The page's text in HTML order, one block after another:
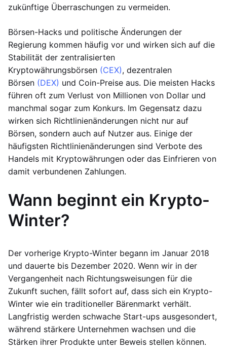
zukünftige Überraschungen zu vermeiden.
Börsen-Hacks und politische Änderungen der
Regierung kommen häufig vor und wirken sich auf die
Stabilität der zentralisierten
Kryptowährungsbörsen (CEX), dezentralen
Börsen (DEX) und Coin-Preise aus. Die meisten Hacks
führen oft zum Verlust von Millionen von Dollar und
manchmal sogar zum Konkurs. Im Gegensatz dazu
wirken sich Richtlinienänderungen nicht nur auf
Börsen, sondern auch auf Nutzer aus. Einige der
häufigsten Richtlinienänderungen sind Verbote des
Handels mit Kryptowährungen oder das Einfrieren von
damit verbundenen Zahlungen.
Wann beginnt ein Krypto-
Winter?
Der vorherige Krypto-Winter begann im Januar 2018
und dauerte bis Dezember 2020. Wenn wir in der
Vergangenheit nach Richtungsweisungen für die
Zukunft suchen, fällt sofort auf, dass sich ein Krypto-
Winter wie ein traditioneller Bärenmarkt verhält.
Langfristig werden schwache Start-ups ausgesondert,
während stärkere Unternehmen wachsen und die
Stärken ihrer Produkte unter Beweis stellen können.